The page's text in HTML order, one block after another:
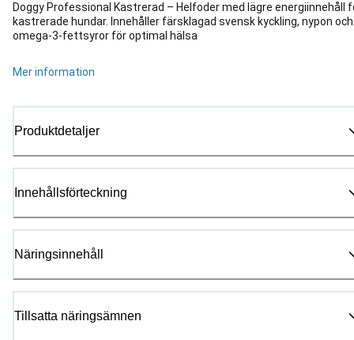
Doggy Professional Kastrerad – Helfoder med lägre energiinnehåll
kastrerade hundar. Innehåller färsklagad svensk kyckling, nypon och
omega-3-fettsyror för optimal hälsa
Mer information
Produktdetaljer
Innehållsförteckning
Näringsinnehåll
Tillsatta näringsämnen